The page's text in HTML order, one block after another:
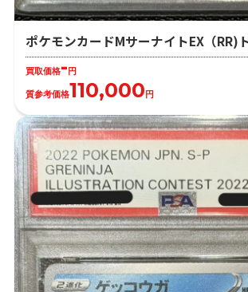
ポケモンカードMサーナイトEX（RR)
買取価格- 円
質参考価格110,000 円